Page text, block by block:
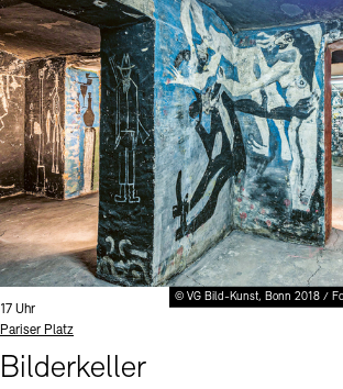
Stellenangebote Newsletter Presse
Nachhaltigkeit Kontakt
Digitale Sammlungen Exil-Archive
© VG Bild-Kunst, Bonn 2018 /
Uhrzeit:
17 Uhr
Standort
Pariser Platz
Bilderkeller